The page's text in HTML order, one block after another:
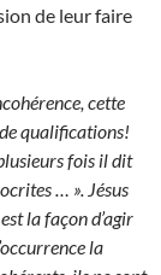
de leur faire
cette
qualifications!
fois il dit
… ». Jésus
la façon d’agir
la